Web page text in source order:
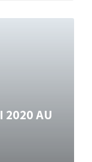
2020 AU